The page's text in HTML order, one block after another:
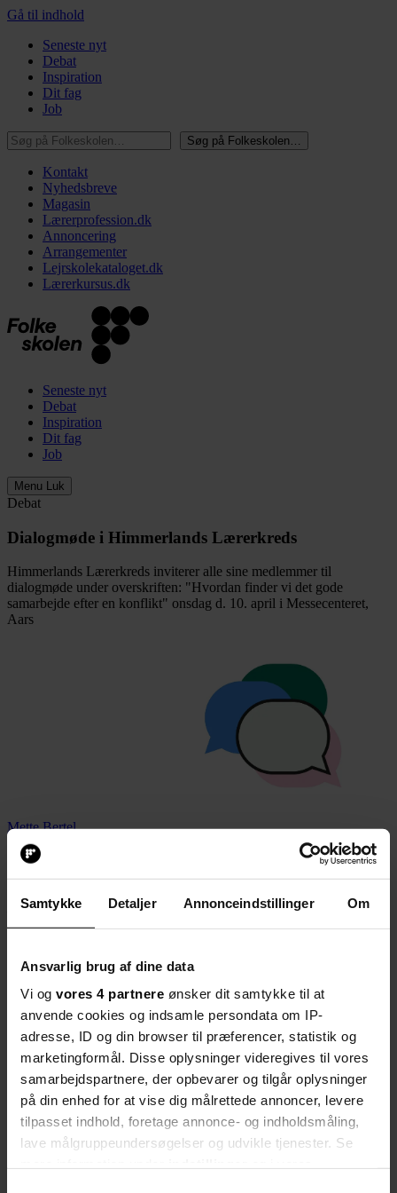
Samtykke Detaljer Annonceindstillinger Om
Ansvarlig brug af dine data
Vi og vores 4 partnere ønsker dit samtykke til at
anvende cookies og indsamle persondata om IP-
adresse, ID og din browser til præferencer, statistik og
marketingformål. Disse oplysninger videregives til vores
samarbejdspartnere, der opbevarer og tilgår oplysninger
på din enhed for at vise dig målrettede annoncer, levere
tilpasset indhold, foretage annonce- og indholdsmåling,
lave målgruppeundersøgelser og udvikle tjenester. Se
Gå til indhold
Seneste nyt
Debat
Inspiration
Dit fag
Job
Søg på Folkeskolen…
Søg på Folkeskolen…
Kontakt
Nyhedsbreve
Magasin
Lærerprofession.dk
Annoncering
Arrangementer
Lejrskolekataloget.dk
Lærerkursus.dk
Seneste nyt
Debat
Inspiration
Dit fag
Job
Menu Luk
Debat
Dialogmøde i Himmerlands Lærerkreds
Himmerlands Lærerkreds inviterer alle sine medlemmer til
dialogmøde under overskriften: "Hvordan finder vi det gode
samarbejde efter en konflikt" onsdag d. 10. april i Messecenteret,
Aars
Mette Bertel
Del artikel
Start debatten
9. april 2013, kl. 12:28
Denne artikel er flyttet fra en tidligere version affolkeskolen.dk, og
det kan medføre nogle mangler i bl.a. layout, billeder og
Del artikel
Start debatten
#Fil 1
Klik her for at indsende dit indlæg til folkeskolen.dk
- medsend
gerne et portrætfoto, som kan bringes sammen med indlægget
Start debatten